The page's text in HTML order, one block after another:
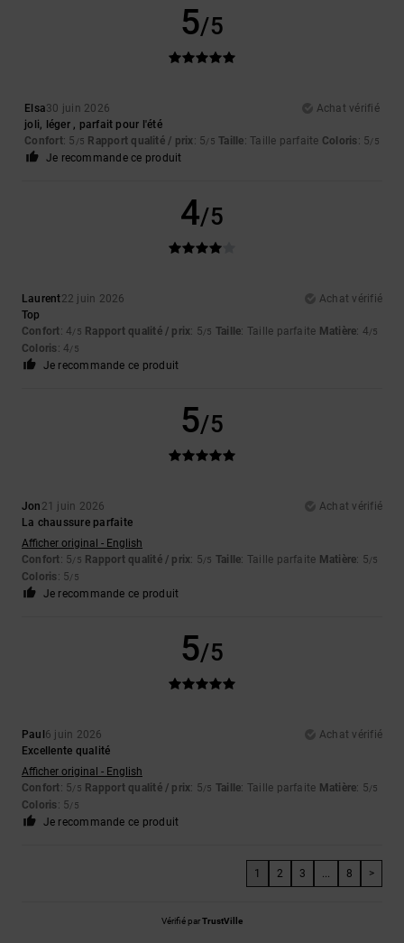
5/5
Elsa30 juin 2026
Achat vérifié
joli, léger , parfait pour l'été
Confort: 5 /5 Rapport qualité / prix: 5/5 Taille: Taille parfaite Coloris: 5/5
Je recommande ce produit
4/5
Laurent22 juin 2026
Achat vérifié
Top
Confort: 4/5 Rapport qualité / prix: 5/5 Taille: Taille parfaite Matière: 4/5
Coloris: 4/5
Je recommande ce produit
5/5
Jon 21 juin 2026
Achat vérifié
La chaussure parfaite
Afficher original - English
Confort: 5/5 Rapport qualité / prix: 5/5 Taille: Taille parfaite Matière: 5/5
Coloris: 5/5
Je recommande ce produit
5/5
Paul6 juin 2026
Achat vérifié
Excellente qualité
Afficher original - English
Confort: 5/5 Rapport qualité / prix: 5/5 Taille: Taille parfaite Matière: 5/5
Coloris: 5/5
Je recommande ce produit
1 2 3 8 >
Vérifié parTrustVille